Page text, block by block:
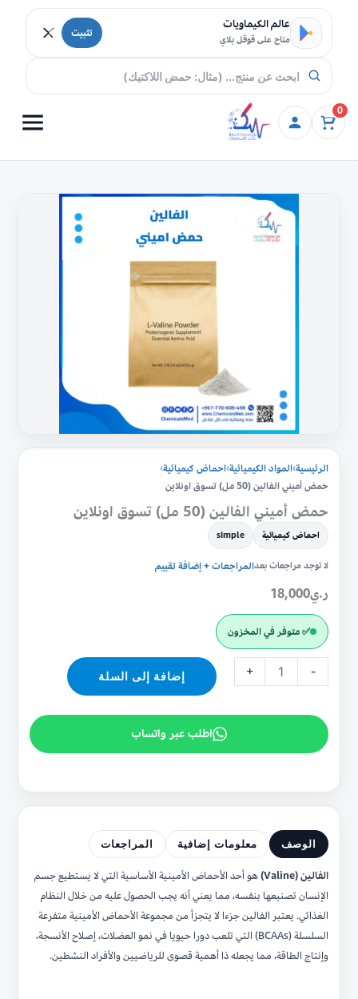
تخطي إلى المحتوى
عالم الكيماويات
متاح على قوقل بلاي تثبيت
0
الرئيسية›المواد الكيميائية›احماض كيميائية›
حمض أميني الفالين (50 مل) تسوق اونلاين
حمض أميني الفالين (50 مل) تسوق اونلاين
احماض كيميائية simple
لا توجد مراجعات بعدالمراجعات + إضافة تقييم
ر.ي18,000
✅ متوفر في المخزون
-
+ إضافة إلى السلة
اطلب عبر واتساب
الوصف معلومات إضافية المراجعات
الفالين (Valine)
هو أحد الأحماض الأمينية الأساسية التي لا يستطيع جسم
الإنسان تصنيعها بنفسه، مما يعني أنه يجب الحصول عليه من خلال النظام
الغذائي. يعتبر الفالين جزءا لا يتجزأ من مجموعة الأحماض الأمينية متفرعة
السلسلة (BCAAs) التي تلعب دورا حيويا في نمو العضلات، إصلاح الأنسجة،
وإنتاج الطاقة، مما يجعله ذا أهمية قصوى للرياضيين والأفراد النشطين.